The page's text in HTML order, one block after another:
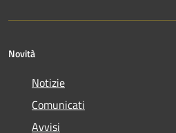
Novità
Notizie
Comunicati
Avvisi